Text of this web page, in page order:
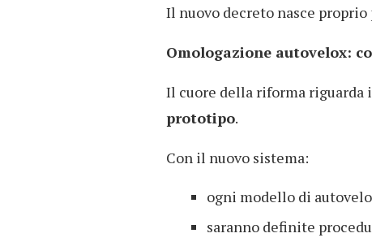
Il nuovo decreto nasce
Omologazione autovelox:
Il cuore della riforma riguarda
prototipo.
Con il nuovo sistema:
ogni modello di
saranno definite